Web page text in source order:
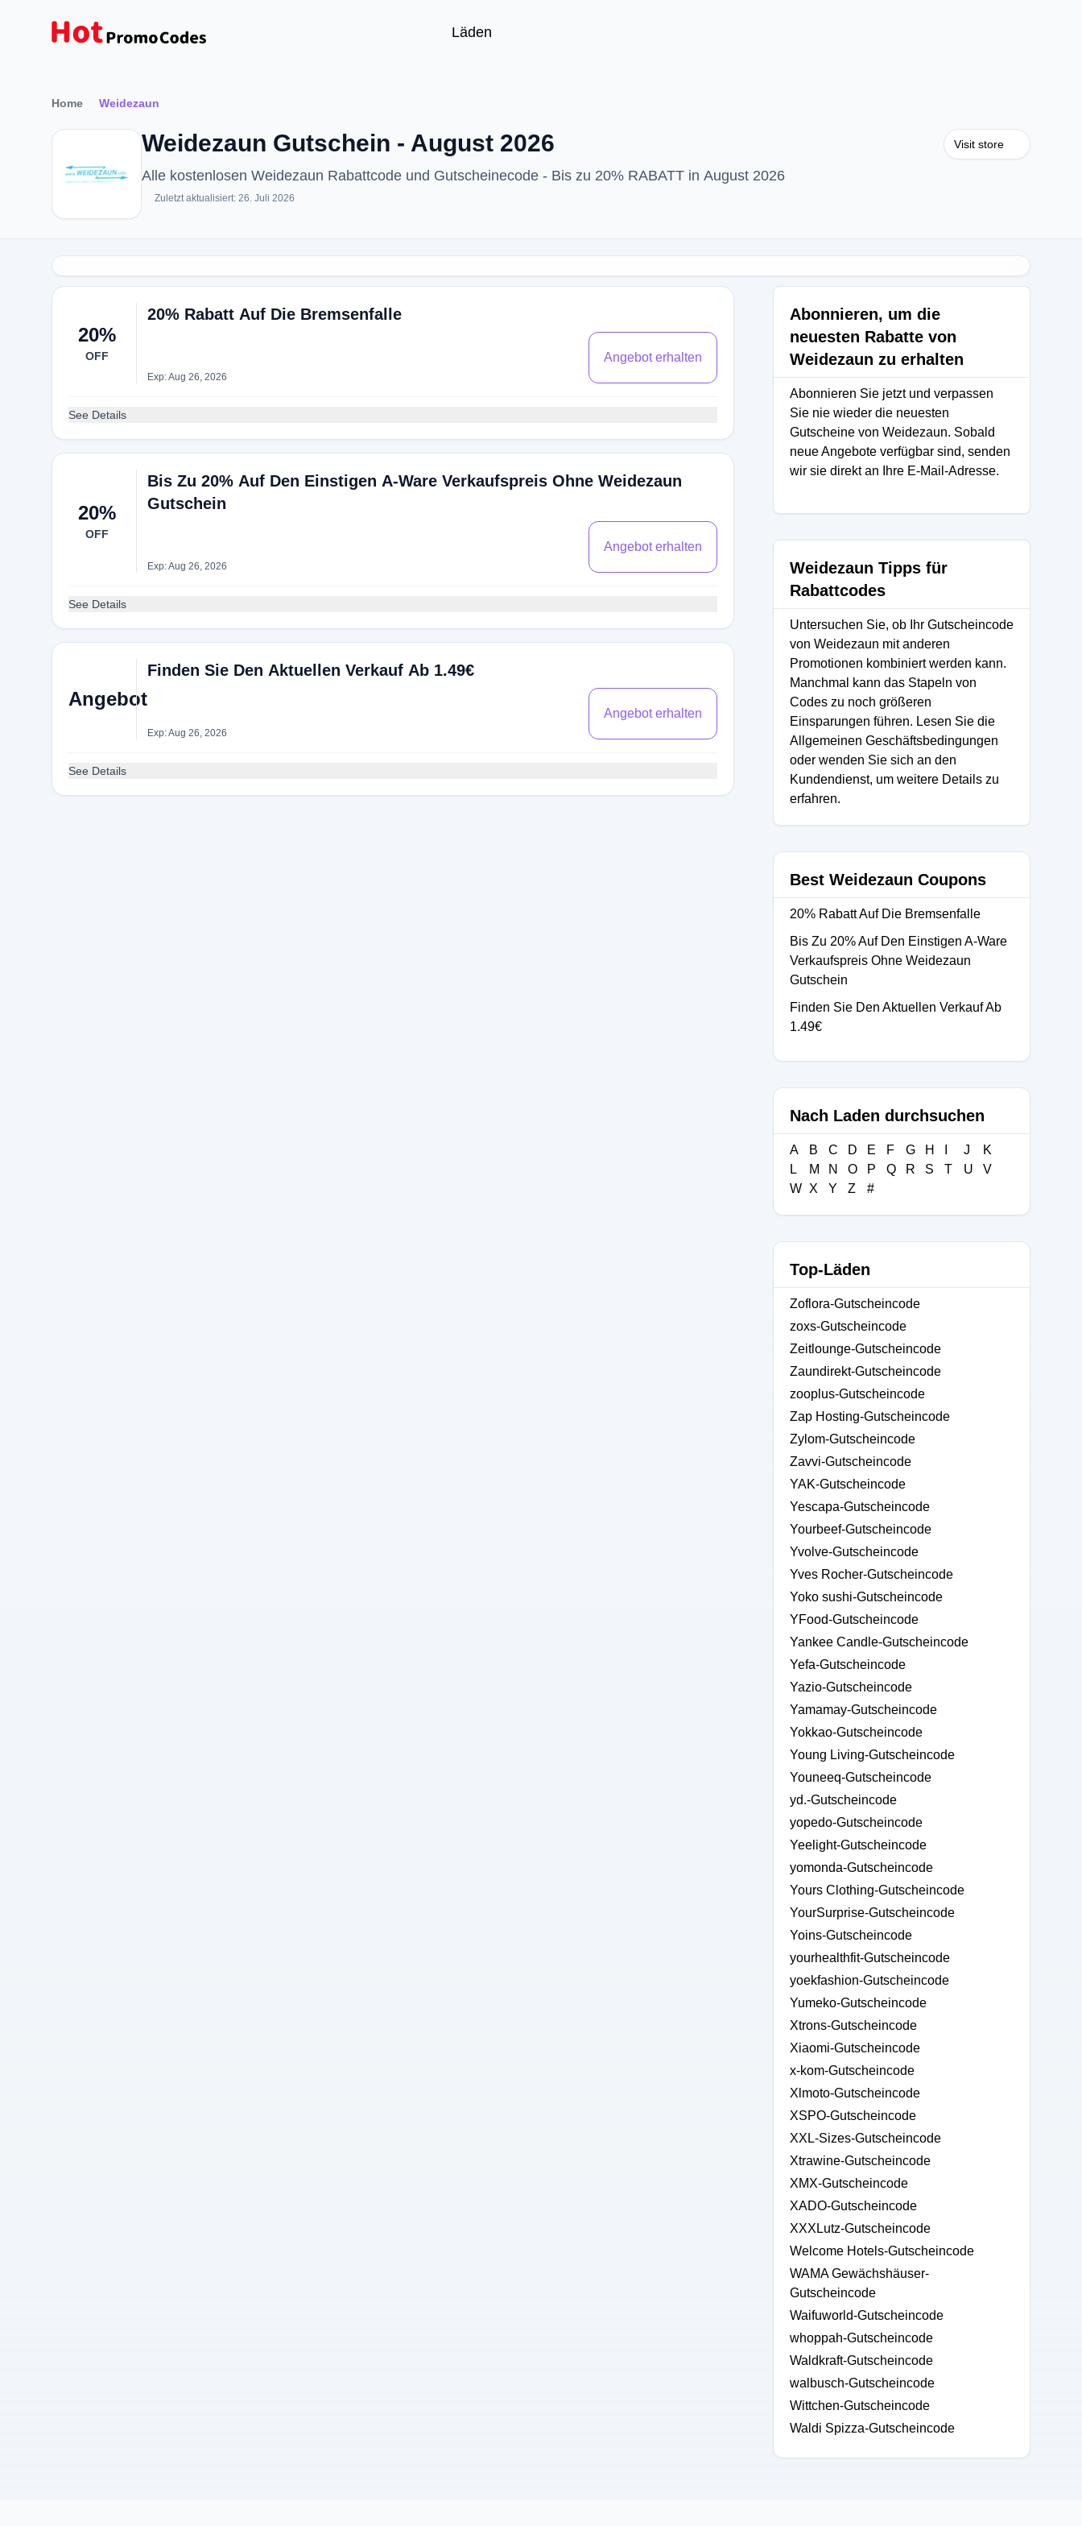
Läden
Home Weidezaun
Weidezaun Gutschein - August 2026
Alle kostenlosen Weidezaun Rabattcode und Gutscheinecode - Bis zu 20% RABATT in August 2026
Zuletzt aktualisiert: 26. Juli 2026
Visit store
20%
OFF
20% Rabatt Auf Die Bremsenfalle
Exp: Aug 26, 2026
Angebot erhalten
See Details
20%
OFF
Bis Zu 20% Auf Den Einstigen A-Ware Verkaufspreis Ohne Weidezaun
Gutschein
Exp: Aug 26, 2026
Angebot erhalten
See Details
Angebot
Finden Sie Den Aktuellen Verkauf Ab 1.49€
Exp: Aug 26, 2026
Angebot erhalten
See Details
Abonnieren, um die
neuesten Rabatte von
Weidezaun zu erhalten
Abonnieren Sie jetzt und verpassen
Sie nie wieder die neuesten
Gutscheine von Weidezaun. Sobald
neue Angebote verfügbar sind, senden
wir sie direkt an Ihre E-Mail-Adresse.
Weidezaun Tipps für
Rabattcodes
Untersuchen Sie, ob Ihr Gutscheincode
von Weidezaun mit anderen
Promotionen kombiniert werden kann.
Manchmal kann das Stapeln von
Codes zu noch größeren
Einsparungen führen. Lesen Sie die
Allgemeinen Geschäftsbedingungen
oder wenden Sie sich an den
Kundendienst, um weitere Details zu
erfahren.
Best Weidezaun Coupons
20% Rabatt Auf Die Bremsenfalle
Bis Zu 20% Auf Den Einstigen A-Ware
Verkaufspreis Ohne Weidezaun
Gutschein
Finden Sie Den Aktuellen Verkauf Ab
1.49€
Nach Laden durchsuchen
A B C D E F G H J
K
L
M N O P Q R S T U
V
W X Y Z #
Top-Läden
Zoflora-Gutscheincode
zoxs-Gutscheincode
Zeitlounge-Gutscheincode
Zaundirekt-Gutscheincode
zooplus-Gutscheincode
Zap Hosting-Gutscheincode
Zylom-Gutscheincode
Zavvi-Gutscheincode
YAK-Gutscheincode
Yescapa-Gutscheincode
Yourbeef-Gutscheincode
Yvolve-Gutscheincode
Yves Rocher-Gutscheincode
Yoko sushi-Gutscheincode
YFood-Gutscheincode
Yankee Candle-Gutscheincode
Yefa-Gutscheincode
Yazio-Gutscheincode
Yamamay-Gutscheincode
Yokkao-Gutscheincode
Young Living-Gutscheincode
Youneeq-Gutscheincode
yd.-Gutscheincode
yopedo-Gutscheincode
Yeelight-Gutscheincode
yomonda-Gutscheincode
Yours Clothing-Gutscheincode
YourSurprise-Gutscheincode
Yoins-Gutscheincode
yourhealthfit-Gutscheincode
yoekfashion-Gutscheincode
Yumeko-Gutscheincode
Xtrons-Gutscheincode
Xiaomi-Gutscheincode
x-kom-Gutscheincode
Xlmoto-Gutscheincode
XSPO-Gutscheincode
XXL-Sizes-Gutscheincode
Xtrawine-Gutscheincode
XMX-Gutscheincode
XADO-Gutscheincode
XXXLutz-Gutscheincode
Welcome Hotels-Gutscheincode
WAMA Gewächshäuser-
Gutscheincode
Waifuworld-Gutscheincode
whoppah-Gutscheincode
Waldkraft-Gutscheincode
walbusch-Gutscheincode
Wittchen-Gutscheincode
Waldi Spizza-Gutscheincode